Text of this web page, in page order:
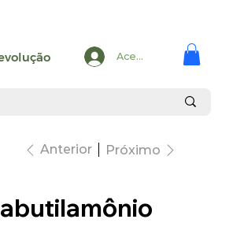
Acesse
Anterior Próximo